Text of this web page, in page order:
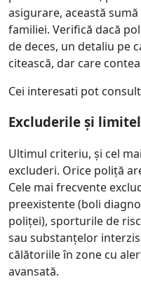
asigurare, această
familiei. Verifică dacă
de deces, un detaliu pe
citească, dar care
Cei interesati pot
Excluderile și
Ultimul criteriu, și cel
excluderi. Orice poliță
Cele mai frecvente
preexistente (boli
poliței), sporturile de
sau substanțelor
călătoriile în zone cu
avansată.